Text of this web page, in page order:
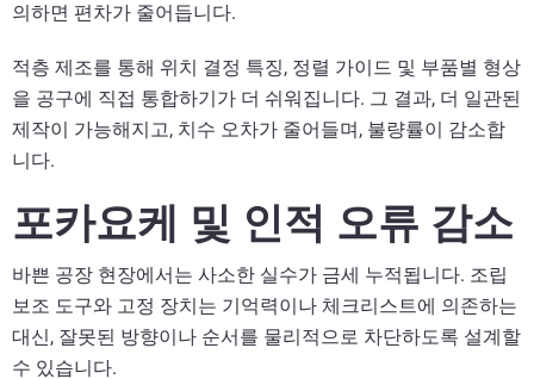
의하면 편차가 줄어듭니다.
적층 제조를 통해 위치 결정 특징, 정렬 가이드 및 부품별 형상
을 공구에 직접 통합하기가 더 쉬워집니다. 그 결과, 더 일관된
제작이 가능해지고, 치수 오차가 줄어들며, 불량률이 감소합
니다.
포카요케 및 인적 오류 감소
바쁜 공장 현장에서는 사소한 실수가 금세 누적됩니다. 조립
보조 도구와 고정 장치는 기억력이나 체크리스트에 의존하는
대신, 잘못된 방향이나 순서를 물리적으로 차단하도록 설계할
수 있습니다.